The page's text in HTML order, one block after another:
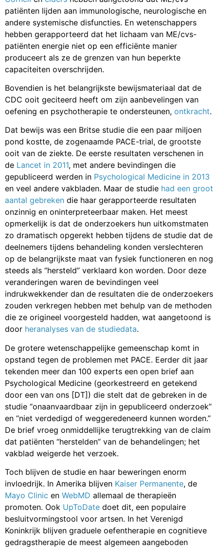
patiënten lijden aan immunologische, neurologische en
andere systemische disfuncties. En wetenschappers
hebben gerapporteerd dat het lichaam van ME/cvs-
patiënten energie niet op een efficiënte manier
produceert als ze de grenzen van hun beperkte
capaciteiten overschrijden.
Bovendien is het belangrijkste bewijsmateriaal dat de
CDC ooit geciteerd heeft om zijn aanbevelingen van
oefening en psychotherapie te ondersteunen, ontkracht.
Dat bewijs was een Britse studie die een paar miljoen
pond kostte, de zogenaamde PACE-trial, de grootste
ooit van de ziekte. De eerste resultaten verschenen in
de Lancet in 2011, met andere bevindingen die
gepubliceerd werden in Psychological Medicine in 2013
en veel andere vakbladen. Maar de studie had een groot
aantal gebreken die haar gerapporteerde resultaten
onzinnig en oninterpreteerbaar maken. Het meest
opmerkelijk is dat de onderzoekers hun uitkomstmaten
zo dramatisch opgerekt hebben tijdens de studie dat de
deelnemers tijdens behandeling konden verslechteren
op de belangrijkste maat van fysiek functioneren en nog
steeds als “hersteld” verklaard kon worden. Door deze
veranderingen waren de bevindingen veel
indrukwekkender dan de resultaten die de onderzoekers
zouden verkregen hebben met behulp van de methoden
die ze origineel voorgesteld hadden, wat aangetoond is
door heranalyses van de studiedata.
De grotere wetenschappelijke gemeenschap komt in
opstand tegen de problemen met PACE. Eerder dit jaar
tekenden meer dan 100 experts een open brief aan
Psychological Medicine (georkestreerd en getekend
door een van ons [DT]) die stelt dat de gebreken in de
studie “onaanvaardbaar zijn in gepubliceerd onderzoek”
en “niet verdedigd of weggeredeneerd kunnen worden.”
De brief vroeg onmiddellijke terugtrekking van de claim
dat patiënten “herstelden” van de behandelingen; het
vakblad weigerde het verzoek.
Toch blijven de studie en haar beweringen enorm
invloedrijk. In Amerika blijven Kaiser Permanente, de
Mayo Clinic en WebMD allemaal de therapieën
promoten. Ook UpToDate doet dit, een populaire
besluitvormingstool voor artsen. In het Verenigd
Koninkrijk blijven graduele oefentherapie en cognitieve
gedragstherapie de meest algemeen aangeboden